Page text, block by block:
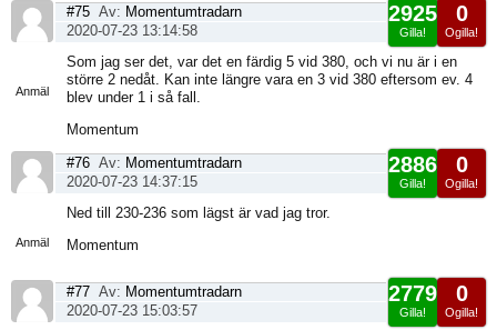
Anmäl
0
Ogilla!
2925
Gilla!
#75 Av: Momentumtradarn
2020-07-23 13:14:58
Som jag ser det, var det en färdig 5 vid 380, och vi nu är i en
större 2 nedåt. Kan inte längre vara en 3 vid 380 eftersom ev. 4
blev under 1 i så fall.
Momentum
Anmäl
0
Ogilla!
2886
Gilla!
#76 Av: Momentumtradarn
2020-07-23 14:37:15
Ned till 230-236 som lägst är vad jag tror.
Momentum
0
Ogilla!
2779
Gilla!
#77 Av: Momentumtradarn
2020-07-23 15:03:57